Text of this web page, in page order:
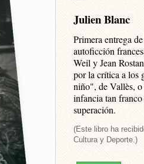
Julien Blanc
Primera entrega
autoficción
Weil y Jean
por la crítica a los
niño", de Vallès,
infancia tan
superación.
(Este libro ha
Cultura y Deporte.)